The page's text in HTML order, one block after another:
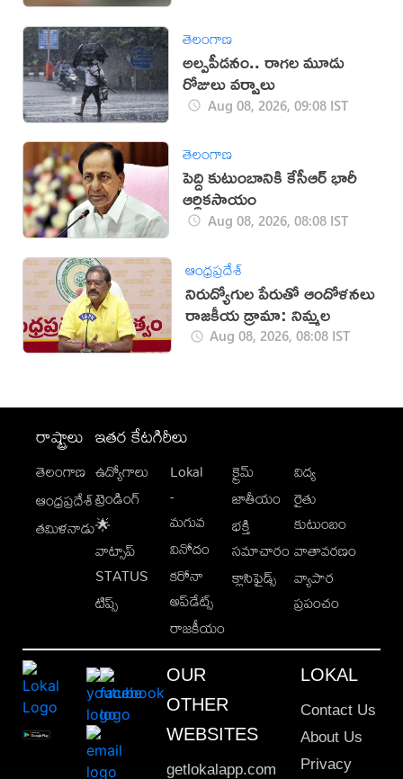
తెలంగాణ
అల్పపీడనం.. రాగల మూడు
రోజులు వర్షాలు
Aug 08, 2026, 09:08 IST
తెలంగాణ
పెద్ది కుటుంబానికి కేసీఆర్ భారీ
ఆర్థికసాయం
Aug 08, 2026, 08:08 IST
ఆంధ్రప్రదేశ్
నిరుద్యోగుల పేరుతో ఆందోళనలు
రాజకీయ డ్రామా: నిమ్మల
Aug 08, 2026, 08:08 IST
రాష్ట్రాలు
తెలంగాణ
ఆంధ్రప్రదేశ్
తమిళనాడు
ఇతర కేటగిరీలు
ఉద్యోగాలు
ట్రెండింగ్
🌟
వాట్సాప్
STATUS
టిప్స్
Lokal
-
మగువ
వినోదం
కరోనా
అప్‌డేట్స్
రాజకీయం
క్రైమ్
జాతీయం
భక్తి
సమాచారం
క్లాసిఫైడ్స్
విద్య
రైతు
కుటుంబం
వాతావరణం
వ్యాపార
ప్రపంచం
OUR
OTHER
WEBSITES
getlokalapp.com
LOKAL
Contact Us
About Us
Privacy